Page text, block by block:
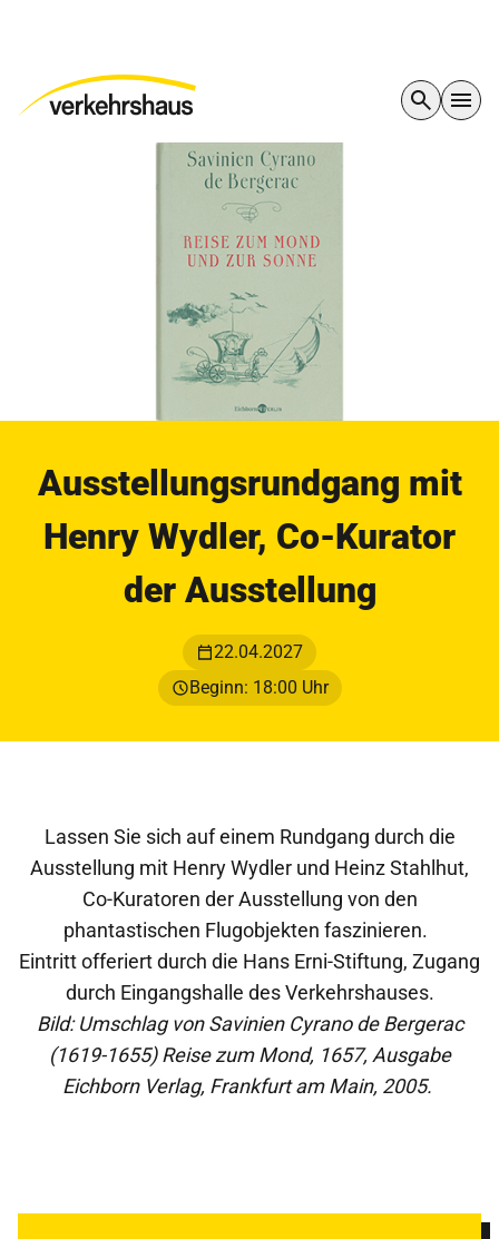
Ausstellungsrundgang mit
Henry Wydler, Co-Kurator
der Ausstellung
22.04.2027
Beginn: 18:00 Uhr
Lassen Sie sich auf einem Rundgang durch die
Ausstellung mit Henry Wydler und Heinz Stahlhut,
Co-Kuratoren der Ausstellung von den
phantastischen Flugobjekten faszinieren.
Eintritt offeriert durch die Hans Erni-Stiftung, Zugang
durch Eingangshalle des Verkehrshauses.
Bild: Umschlag von Savinien Cyrano de Bergerac
(1619-1655) Reise zum Mond, 1657, Ausgabe
Eichborn Verlag, Frankfurt am Main, 2005.